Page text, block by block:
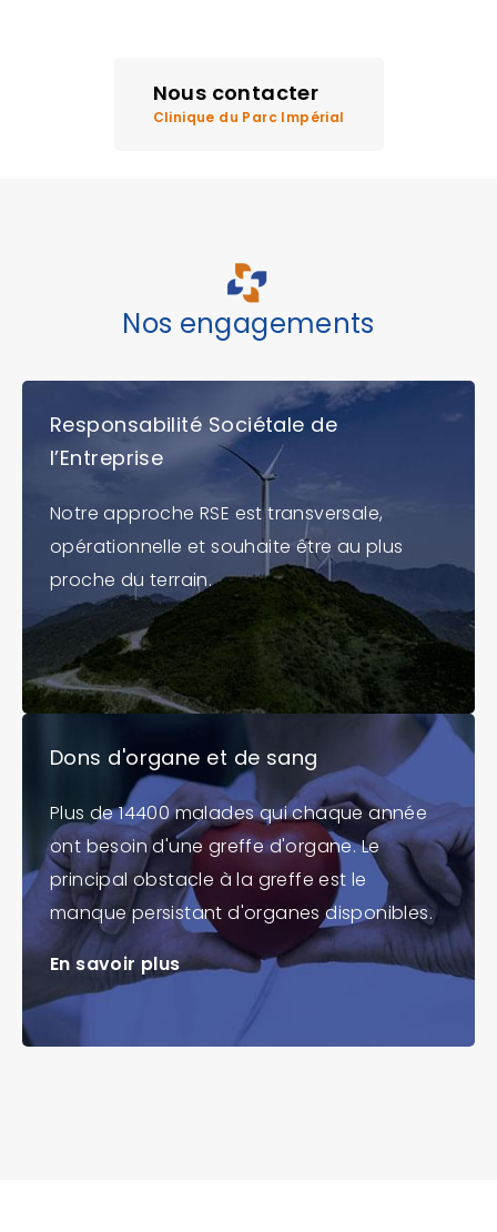
Nous contacter
Clinique du Parc Impérial
Nos engagements
Responsabilité Sociétale de
l’Entreprise
Notre approche RSE est transversale,
opérationnelle et souhaite être au plus
proche du terrain.
Dons d'organe et de sang
Plus de 14400 malades qui chaque année
ont besoin d'une greffe d'organe. Le
principal obstacle à la greffe est le
manque persistant d'organes disponibles.
En savoir plus